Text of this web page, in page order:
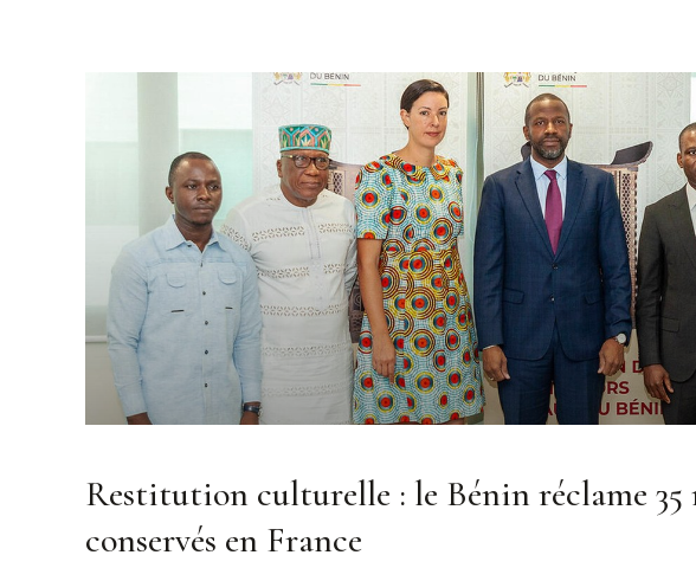
Restitution culturelle : le Bénin réclame 35
conservés en France